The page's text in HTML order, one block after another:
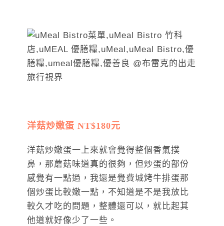
洋菇炒嫩蛋 NT$180元
洋菇炒嫩蛋一上來就會覺得整個香氣撲
鼻，那蘑菇味道真的很夠，但炒蛋的部份
感覺有一點過，我還是覺費城烤牛排蛋那
個炒蛋比較嫩一點，不知道是不是我放比
較久才吃的問題，整體還可以，就比起其
他道就好像少了一些。